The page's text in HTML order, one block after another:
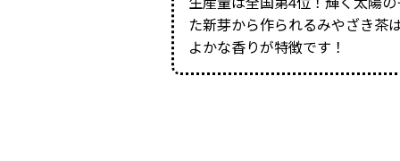
た新芽から作られるみやざき茶
よかな香りが特徴です！